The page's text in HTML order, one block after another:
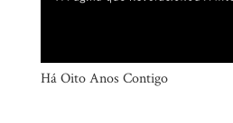
Há Oito Anos Contigo